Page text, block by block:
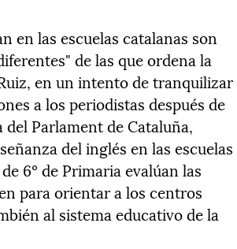
en las escuelas catalanas son
de las que ordena la
en un intento de tranquilizar
a los periodistas después de
Parlament de Cataluña,
del inglés en las escuelas
6º de Primaria evalúan las
para orientar a los centros
al sistema educativo de la